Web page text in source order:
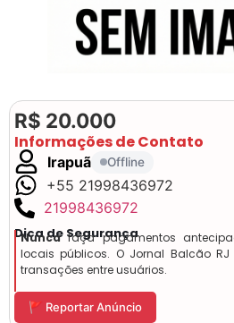
R$ 20.000
Informações de Contato
Irapuã Offline
+55 21998436972
21998436972
Dica de Segurança
Nuncafaça pagamentos
locais públicos. O Jornal Balcão
transações entre usuários.
🚩 Reportar Anúncio